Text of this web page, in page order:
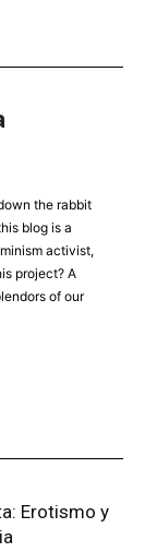
the rabbit
blog is a
activist,
project? A
of our
Erotismo y